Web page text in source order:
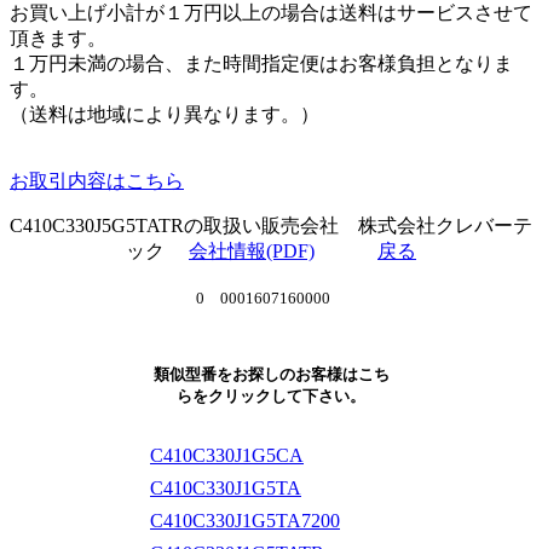
お買い上げ小計が１万円以上の場合は送料はサービスさせて
頂きます。
１万円未満の場合、また時間指定便はお客様負担となりま
す。
（送料は地域により異なります。）
お取引内容はこちら
C410C330J5G5TATRの取扱い販売会社 株式会社クレバーテ
ック 会社情報(PDF) 戻る
0 0001607160000
類似型番をお探しのお客様はこち
らをクリックして下さい。
C410C330J1G5CA
C410C330J1G5TA
C410C330J1G5TA7200